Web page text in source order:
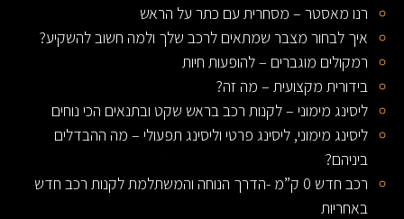
רנו מאסטר – מסחרית עם כתר על הראש
איך לבחור מצבר שמתאים לרכב שלך ולמה חשוב להשקיע?
רמקולים מוגברים – להופעות חיות
בידורית מקצועית – מה זה?
ליסינג מימוני – לקנות רכב בראש שקט ובתנאים הכי נוחים
ליסינג מימוני, ליסינג פרטי וליסינג תפעולי – מה ההבדלים
ביניהם?
רכב חדש 0 ק”מ -הדרך הנוחה והמשתלמת לקנות רכב חדש
באחריות